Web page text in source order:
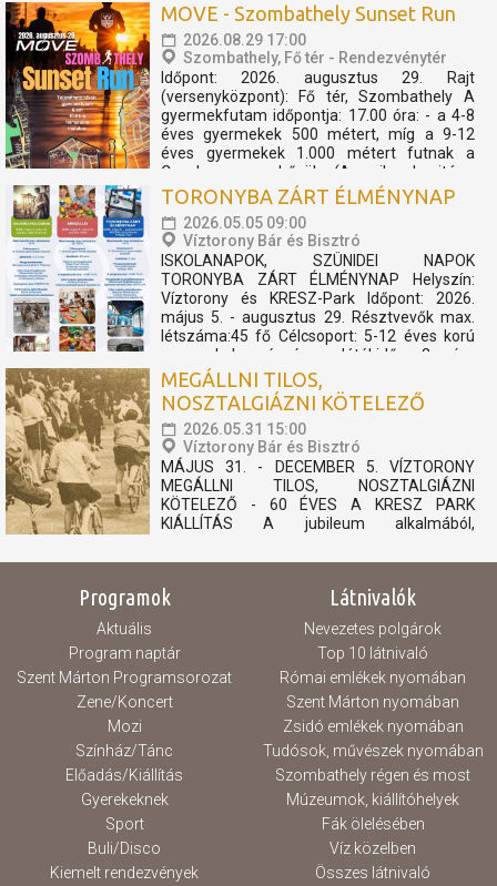
koncertshow született. Zenekar és TBG a
megtapasztalt sikerek mentén úgy
döntöttek, hogy az előadást folytatólagosan
2026-ban is bemutatóra tűzik. A...
MOVE - Szombathely Sunset Run
2026.08.29 17:00
Szombathely, Fő tér - Rendezvénytér
Időpont: 2026. augusztus 29. Rajt
(versenyközpont): Fő tér, Szombathely A
gyermekfutam időpontja: 17.00 óra: - a 4-8
éves gyermekek 500 métert, míg a 9-12
éves gyermekek 1.000 métert futnak a
Cosplay szuperhősök (Amerika kapitány,
Thor, Pókember, Venom) műsorát, és a velük
való közös bemelegítést követően....
TORONYBA ZÁRT ÉLMÉNYNAP
2026.05.05 09:00
Víztorony Bár és Bisztró
ISKOLANAPOK, SZÜNIDEI NAPOK
TORONYBA ZÁRT ÉLMÉNYNAP Helyszín:
Víztorony és KRESZ-Park Időpont: 2026.
május 5. - augusztus 29. Résztvevők max.
létszáma:45 fő Célcsoport: 5-12 éves korú
gyermekek részére Játékidő: 2 óra
Programelemek: Toronylátogatás és KRESZ
Park A program keretében a csoportok
részére...
MEGÁLLNI TILOS,
NOSZTALGIÁZNI KÖTELEZŐ
2026.05.31 15:00
Víztorony Bár és Bisztró
MÁJUS 31. - DECEMBER 5. VÍZTORONY
MEGÁLLNI TILOS, NOSZTALGIÁZNI
KÖTELEZŐ - 60 ÉVES A KRESZ PARK
KIÁLLÍTÁS A jubileum alkalmából,
relikviákból nyílik kiállítás, mely megidézi a 60
meg kapuit városunk egyik ikonikus kedvelt...
Programok
Aktuális
Program naptár
Szent Márton Programsorozat
Zene/Koncert
Mozi
Színház/Tánc
Előadás/Kiállítás
Gyerekeknek
Sport
Buli/Disco
Kiemelt rendezvények
Látnivalók
Nevezetes polgárok
Top 10 látnivaló
Római emlékek nyomában
Szent Márton nyomában
Zsidó emlékek nyomában
Tudósok, művészek nyomában
Szombathely régen és most
Múzeumok, kiállítóhelyek
Fák ölelésében
Víz közelben
Összes látnivaló